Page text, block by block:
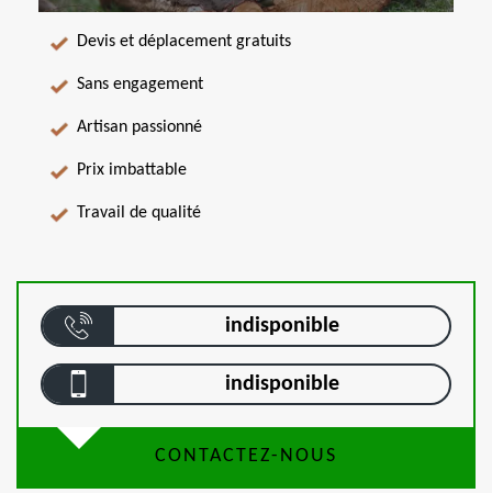
Devis et déplacement gratuits
Sans engagement
Artisan passionné
Prix imbattable
Travail de qualité
indisponible
indisponible
CONTACTEZ-NOUS